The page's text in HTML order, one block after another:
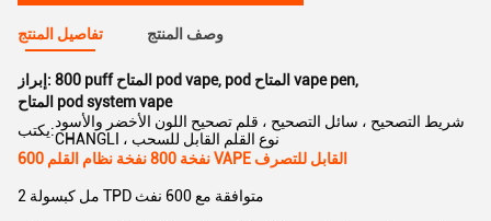
تفاصيل المنتج وصف المنتج
إبراز: 800 puff المتاح pod vape, pod المتاح vape pen,
المتاح pod system vape
يكتب:شريط التصحيح ، سائل التصحيح ، قلم تصحيح اللون الأخضر والأسود
CHANGLI ، نوع القلم القابل للسحب
600 نفخة 800 نفخة نظام القلم VAPE القابل للتصرف
2 مل كبسولة TPD متوافقة مع 600 نفث